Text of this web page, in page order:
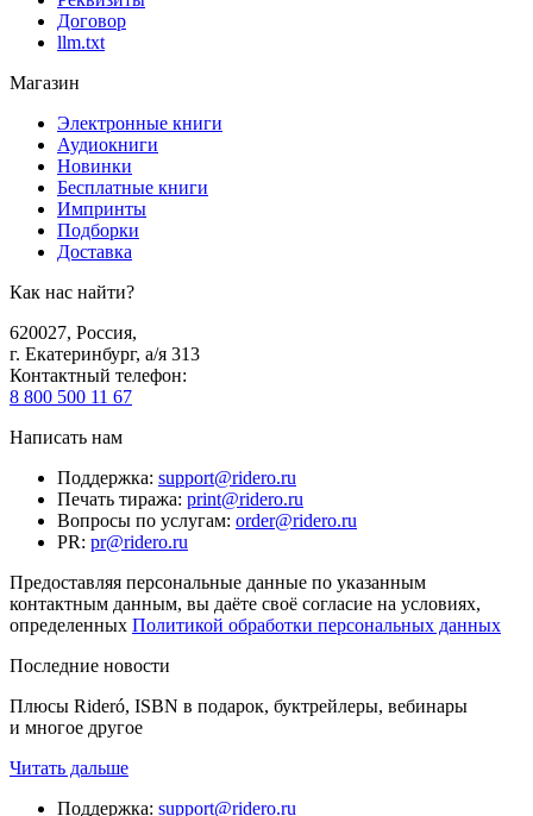
Договор
llm.txt
Магазин
Электронные книги
Аудиокниги
Новинки
Бесплатные книги
Импринты
Подборки
Доставка
Как нас найти?
620027, Россия,
г. Екатеринбург, а/я 313
Контактный телефон:
8 800 500 11 67
Написать нам
Поддержка: support@ridero.ru
Печать тиража: print@ridero.ru
Вопросы по услугам: order@ridero.ru
PR: pr@ridero.ru
Предоставляя персональные данные по указанным
контактным данным, вы даёте своё согласие на условиях,
определенных Политикой обработки персональных данных
Последние новости
Плюсы Rideró, ISBN в подарок, буктрейлеры, вебинары
и многое другое
Читать дальше
Поддержка: support@ridero.ru